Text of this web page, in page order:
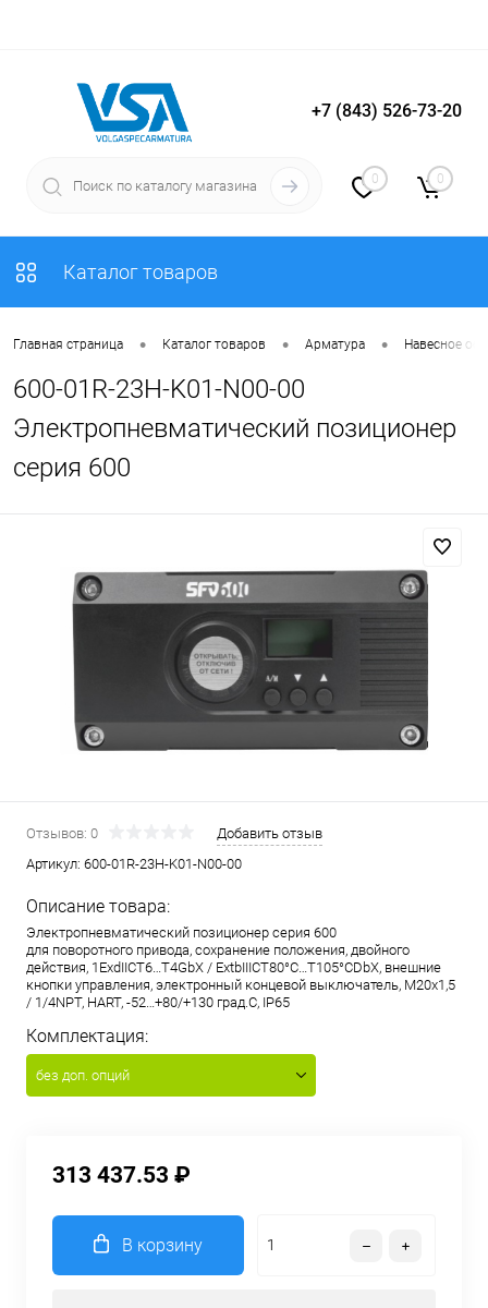
Вход Регистрация
+7 (843) 526-73-20
0 0
Каталог товаров
Главная страница • Каталог товаров • Арматура • Навесное
600-01R-23H-K01-N00-00
Электропневматический позиционер
серия 600
Отзывов: 0
Добавить отзыв
Артикул: 600-01R-23H-K01-N00-00
Описание товара:
Электропневматический позиционер серия 600
для поворотного привода, сохранение положения, двойного
действия, 1ExdIICT6…T4GbX / ExtbIIICT80°C…T105°CDbX, внешние
кнопки управления, электронный концевой выключатель, M20x1,5
/ 1/4NPT, HART, -52…+80/+130 град.С, IP65
Комплектация:
без доп. опций
313 437.53 ₽
В корзину